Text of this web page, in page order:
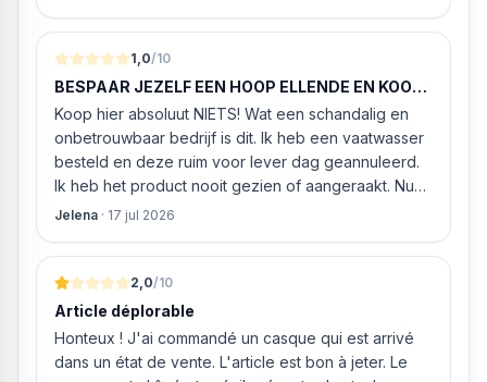
geïnstalleerd kan worden. Dit bleek het geval tegen
alleszins concurrente prijzen. De vriendelijke
medewerker gaf aan dat, als we gelijk via de
website gingen bestellen en betalen, hij z’n best
ging doen om ‘s middags nog te leveren. Het
bleken geen loze woorden: om 16.00 uur werd de
Neff vaatwasser geleverd en ver
1,0/10
BESPAAR JEZELF EEN HOOP ELLENDE EN KOOP
HIER NIETS!
Koop hier absoluut NIETS! Wat een schandalig en
onbetrouwbaar bedrijf is dit. Ik heb een vaatwasser
besteld en deze ruim voor lever dag geannuleerd.
Ik heb het product nooit gezien of aangeraakt. Nu
weigeren ze gewoon om mijn geld volledig terug te
van MIJN geld inhouden!
Jelena · 17 jul 2026
2,0/10
Article déplorable
Honteux ! J'ai commandé un casque qui est arrivé
dans un état de vente. L'article est bon à jeter. Le